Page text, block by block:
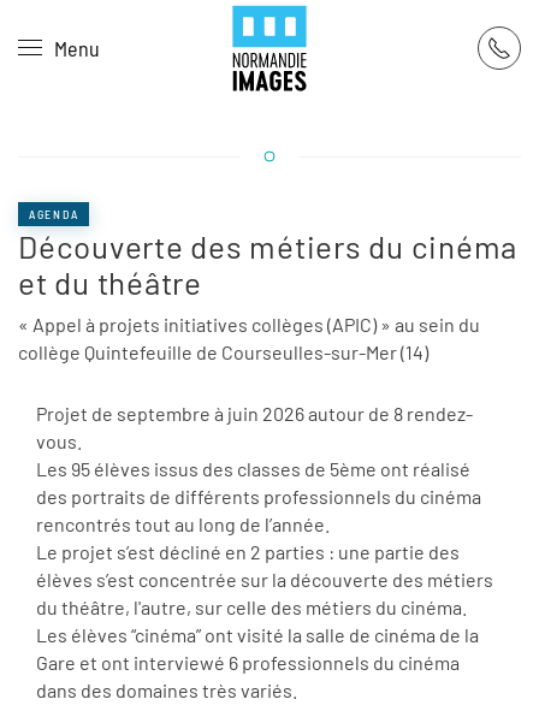
Skip to main content
Menu
AGENDA
Découverte des métiers du cinéma
et du théâtre
« Appel à projets initiatives collèges (APIC) » au sein du
collège Quintefeuille de Courseulles-sur-Mer (14)
Projet de septembre à juin 2026 autour de 8 rendez-
vous.
Les 95 élèves issus des classes de 5ème ont réalisé
des portraits de différents professionnels du cinéma
rencontrés tout au long de l’année.
Le projet s’est décliné en 2 parties : une partie des
élèves s’est concentrée sur la découverte des métiers
du théâtre, l'autre, sur celle des métiers du cinéma.
Les élèves “cinéma” ont visité la salle de cinéma de la
Gare et ont interviewé 6 professionnels du cinéma
dans des domaines très variés.
Panneau de gestion des cookies